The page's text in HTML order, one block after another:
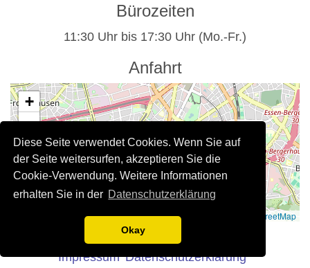
Diese Seite verwendet Cookies. Wenn Sie auf
der Seite weitersurfen, akzeptieren Sie die
Cookie-Verwendung. Weitere Informationen
erhalten Sie in der Datenschutzerklärung
Okay
Bürozeiten
11:30 Uhr bis 17:30 Uhr (Mo.-Fr.)
Anfahrt
+
−
OpenStreetMap
Rechtliche Hinweise
Impressum Datenschutzerklärung